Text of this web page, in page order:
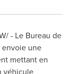
- Le Bureau de
envoie une
mettant en